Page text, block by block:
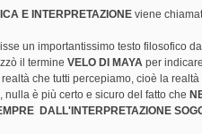
E INTERPRETAZIONE viene
un importantissimo testo filosofico
il termine VELO DI MAYA per
che tutti percepiamo, cioè la realtà
è più certo e sicuro del fatto che
DALL'INTERPRETAZIONE